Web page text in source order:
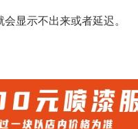
显示不出来或者延迟。